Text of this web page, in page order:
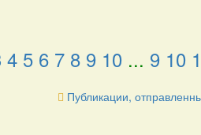
4 5 6 7 8 9 10... 9 10
Публикации,